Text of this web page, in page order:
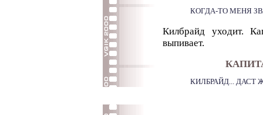
КОГДА-ТО МЕНЯ
Килбрайд уходит.
выпивает.
КИЛБРАЙД... ДАСТ